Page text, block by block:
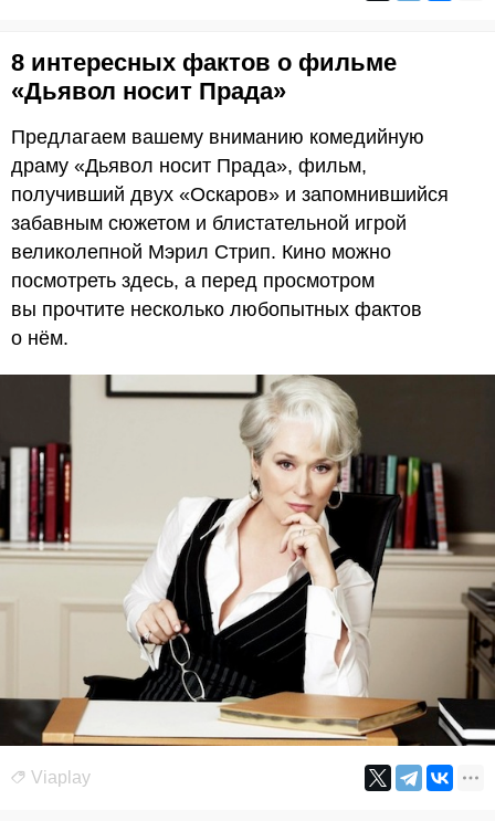
8 интересных фактов о фильме
«Дьявол носит Прада»
Предлагаем вашему вниманию комедийную
драму «Дьявол носит Прада», фильм,
получивший двух «Оскаров» и запомнившийся
забавным сюжетом и блистательной игрой
великолепной Мэрил Стрип. Кино можно
посмотреть здесь, а перед просмотром
вы прочтите несколько любопытных фактов
о нём.
Viaplay